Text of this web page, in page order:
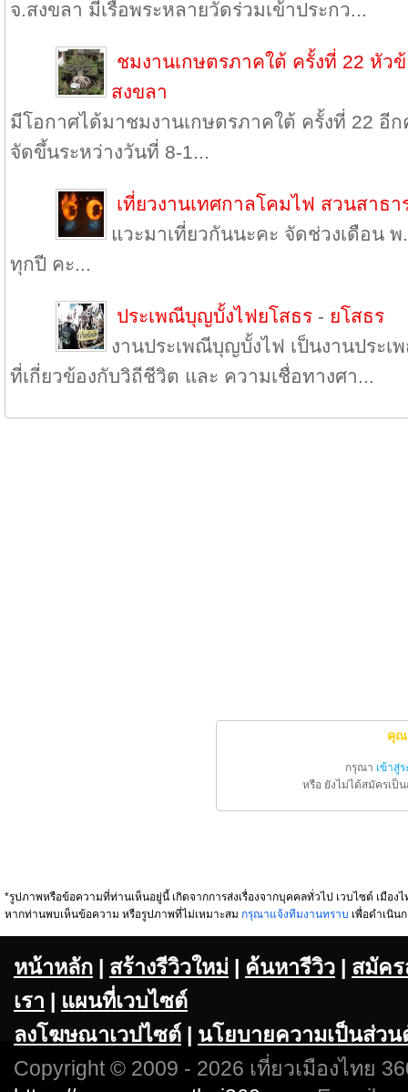
จ.สงขลา มีเรือพระหลายวัดร่วมเข้าประกว...
ชมงานเกษตรภาคใต้ ครั้งที่ 22 หัว
สงขลา
มีโอกาศได้มาชมงานเกษตรภาคใต้ ครั้งที่ 22 อี
จัดขึ้นระหว่างวันที่ 8-1...
เที่ยวงานเทศกาลโคมไฟ สวนสาธ
แวะมาเที่ยวกันนะคะ จัดช่วงเดือน
ทุกปี คะ...
ประเพณีบุญบั้งไฟยโสธร - ยโสธร
งานประเพณีบุญบั้งไฟ เป็นงานประ
ที่เกี่ยวข้องกับวิถีชีวิต และ ความเชื่อทางศา...
คุณ
กรุณา เข้าสู่
หรือ ยังไม่ได้สมัครเป็
*รูปภาพหรือข้อความที่ท่านเห็นอยู่นี้ เกิดจากการส่งเรื่องจากบุคคลทั่วไป เวบไซต์ เมือ
หากท่านพบเห็นข้อความ หรือรูปภาพที่ไม่เหมาะสม กรุณาแจ้งทีมงานทราบ เพื่อดำเนิน
หน้าหลัก | สร้างรีวิวใหม่ | ค้นหารีวิว | สมัค
เรา | แผนที่เวบไซต์
ลงโฆษณาเวปไซต์ | นโยบายความเป็นส่วน
Copyright © 2009 - 2026 เที่ยวเมืองไทย